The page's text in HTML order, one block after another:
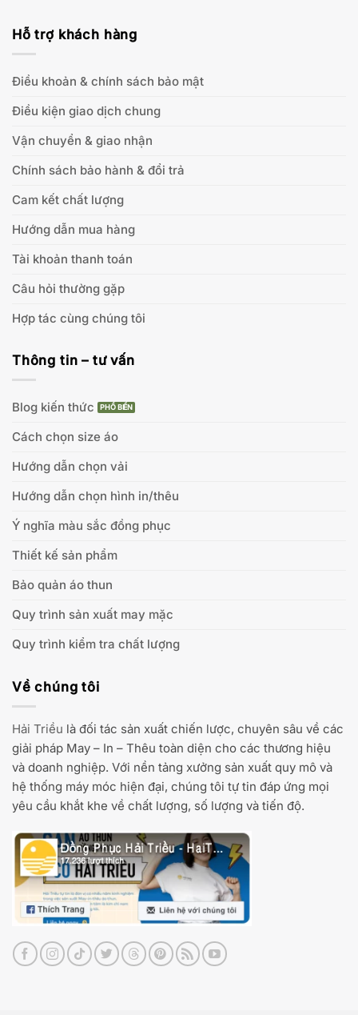
Hỗ trợ khách hàng
Điều khoản & chính sách bảo mật
Điều kiện giao dịch chung
Vận chuyển & giao nhận
Chính sách bảo hành & đổi trả
Cam kết chất lượng
Hướng dẫn mua hàng
Tài khoản thanh toán
Câu hỏi thường gặp
Hợp tác cùng chúng tôi
Thông tin – tư vấn
Blog kiến thức
Cách chọn size áo
Hướng dẫn chọn vải
Hướng dẫn chọn hình in/thêu
Ý nghĩa màu sắc đồng phục
Thiết kế sản phẩm
Bảo quản áo thun
Quy trình sản xuất may mặc
Quy trình kiểm tra chất lượng
Về chúng tôi
Hải Triều là đối tác sản xuất chiến lược, chuyên sâu về các
giải pháp May – In – Thêu toàn diện cho các thương hiệu
và doanh nghiệp. Với nền tảng xưởng sản xuất quy mô và
hệ thống máy móc hiện đại, chúng tôi tự tin đáp ứng mọi
yêu cầu khắt khe về chất lượng, số lượng và tiến độ.